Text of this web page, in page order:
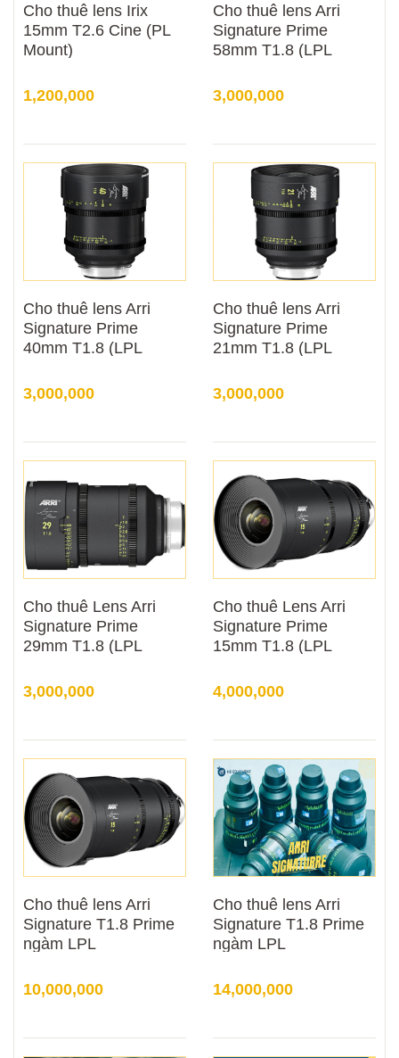
Cho thuê lens Irix
15mm T2.6 Cine (PL
Mount)
1,200,000
Cho thuê lens Arri
Signature Prime
58mm T1.8 (LPL
3,000,000
Cho thuê lens Arri
Signature Prime
40mm T1.8 (LPL
3,000,000
Cho thuê lens Arri
Signature Prime
21mm T1.8 (LPL
3,000,000
Cho thuê Lens Arri
Signature Prime
29mm T1.8 (LPL
3,000,000
Cho thuê Lens Arri
Signature Prime
15mm T1.8 (LPL
4,000,000
Cho thuê lens Arri
Signature T1.8 Prime
ngàm LPL
10,000,000
Cho thuê lens Arri
Signature T1.8 Prime
ngàm LPL
14,000,000